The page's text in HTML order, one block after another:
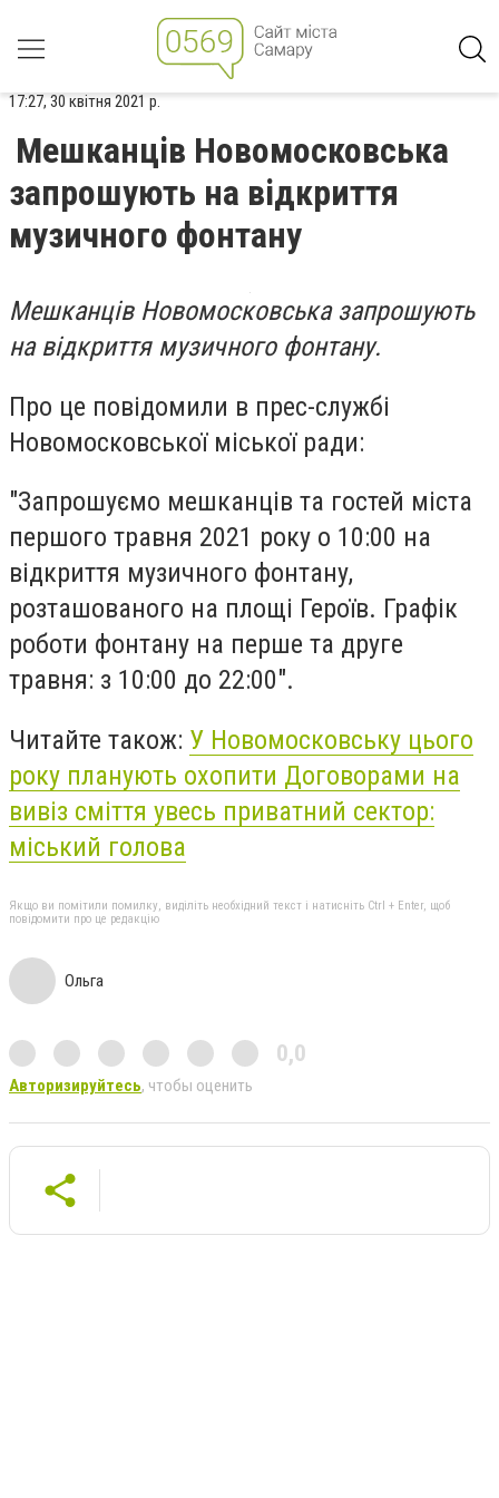
17:27, 30 квітня 2021 р.
Мешканців Новомосковська
запрошують на відкриття
музичного фонтану
Мешканців Новомосковська запрошують
на відкриття музичного фонтану.
Про це повідомили в прес-службі
Новомосковської міської ради:
"Запрошуємо мешканців та гостей міста
першого травня 2021 року о 10:00 на
відкриття музичного фонтану,
розташованого на площі Героїв. Графік
роботи фонтану на перше та друге
травня: з 10:00 до 22:00".
Читайте також: У Новомосковську цього
року планують охопити Договорами на
вивіз сміття увесь приватний сектор:
міський голова
Якщо ви помітили помилку, виділіть необхідний текст і натисніть Ctrl + Enter, щоб
повідомити про це редакцію
Ольга
0,0
Авторизируйтесь, чтобы оценить